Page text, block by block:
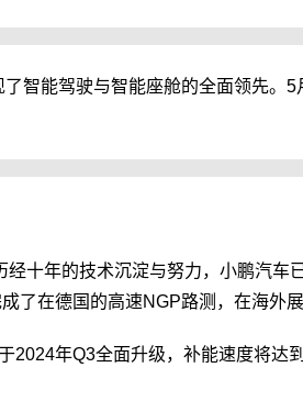
智能驾驶与智能座舱的全面领先。
十年的技术沉淀与努力，小鹏汽
了在德国的高速NGP路测，在海外
年Q3全面升级，补能速度将达